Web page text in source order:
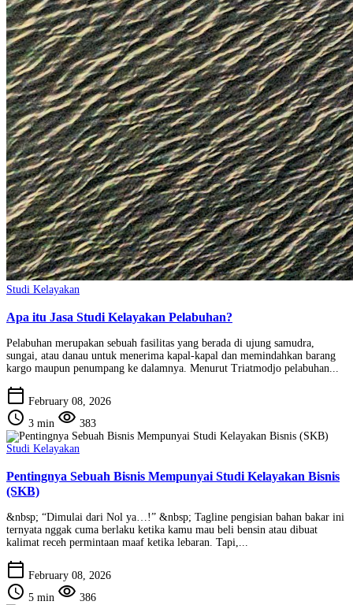
Studi Kelayakan
Apa itu Jasa Studi Kelayakan Pelabuhan?
Pelabuhan merupakan sebuah fasilitas yang berada di ujung samudra,
sungai, atau danau untuk menerima kapal-kapal dan memindahkan barang
kargo maupun penumpang ke dalamnya. Menurut Triatmodjo pelabuhan...
calendar_today February 08, 2026
schedule 3 min visibility 383
Studi Kelayakan
Pentingnya Sebuah Bisnis Mempunyai Studi Kelayakan Bisnis
(SKB)
&nbsp; “Dimulai dari Nol ya…!” &nbsp; Tagline pengisian bahan bakar ini
ternyata nggak cuma berlaku ketika kamu mau beli bensin atau dibuat
kalimat receh permintaan maaf ketika lebaran. Tapi,...
calendar_today February 08, 2026
schedule 5 min visibility 386